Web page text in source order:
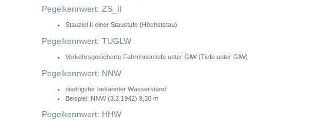
Pegelkennwert: ZS_II
Stauziel II einer Staustufe (Höchststau)
Pegelkennwert: TUGLW
Verkehrsgesicherte Fahrrinnentiefe unter GlW (Tiefe unter GlW)
Pegelkennwert: NNW
niedrigster bekannter Wasserstand
Beispiel: NNW (3.2.1942) 9,30 m
Pegelkennwert: HHW